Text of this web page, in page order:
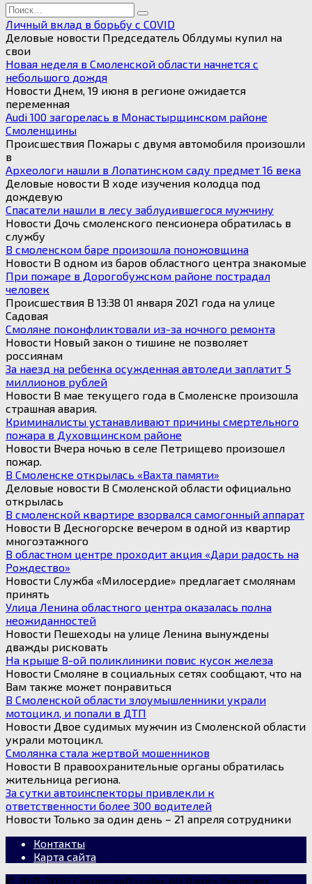
Search
for:
Личный вклад в борьбу с COVID
Деловые новости Председатель Облдумы купил на
свои
Новая неделя в Смоленской области начнется с
небольшого дождя
Новости Днем, 19 июня в регионе ожидается
переменная
Audi 100 загорелась в Монастырщинском районе
Смоленщины
Происшествия Пожары с двумя автомобиля произошли
в
Археологи нашли в Лопатинском саду предмет 16 века
Деловые новости В ходе изучения колодца под
дождевую
Спасатели нашли в лесу заблудившегося мужчину
Новости Дочь смоленского пенсионера обратилась в
службу
В смоленском баре произошла поножовщина
Новости В одном из баров областного центра знакомые
При пожаре в Дорогобужском районе пострадал
человек
Происшествия В 13:38 01 января 2021 года на улице
Садовая
Смоляне поконфликтовали из-за ночного ремонта
Новости Новый закон о тишине не позволяет
россиянам
За наезд на ребенка осужденная автоледи заплатит 5
миллионов рублей
Новости В мае текущего года в Смоленске произошла
страшная авария.
Криминалисты устанавливают причины смертельного
пожара в Духовщинском районе
Новости Вчера ночью в селе Петрищево произошел
пожар.
В Смоленске открылась «Вахта памяти»
Деловые новости В Смоленской области официально
открылась
В смоленской квартире взорвался самогонный аппарат
Новости В Десногорске вечером в одной из квартир
многоэтажного
В областном центре проходит акция «Дари радость на
Рождество»
Новости Служба «Милосердие» предлагает смолянам
принять
Улица Ленина областного центра оказалась полна
неожиданностей
Новости Пешеходы на улице Ленина вынуждены
дважды рисковать
На крыше 8-ой поликлиники повис кусок железа
Новости Смоляне в социальных сетях сообщают, что на
Вам также может понравиться
В Смоленской области злоумышленники украли
мотоцикл, и попали в ДТП
Новости Двое судимых мужчин из Смоленской области
украли мотоцикл.
Смолянка стала жертвой мошенников
Новости В правоохранительные органы обратилась
жительница региона.
За сутки автоинспекторы привлекли к
ответственности более 300 водителей
Новости Только за один день – 21 апреля сотрудники
Контакты
Карта сайта
© 2021-2026 СмолеснкОнлайн, All Rights Reserved